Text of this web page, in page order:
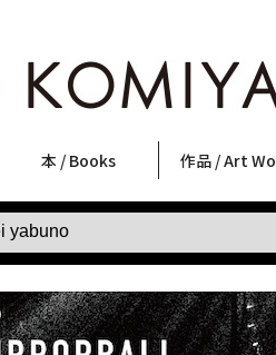
本 / Books
写真集
Photobooks
ファッション
Fashion
アート / 美術
文学・人文
Literature & Humanities
日本文化
Japanese Culture
新刊
New Books
SALE
SALE
作品 / Art
フォトグラフ
ポスター
ストリートア
立体・その他
アートワーク
Primary
版画